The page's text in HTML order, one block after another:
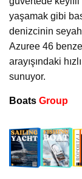
yaşamak gibi
denizcinin
Azuree 46
arayışındaki
sunuyor.
Boats Group